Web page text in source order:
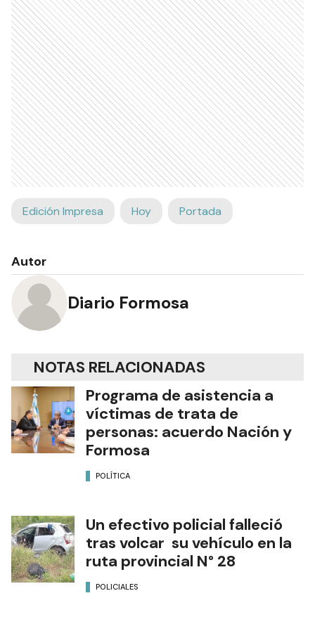
Edición Impresa Hoy Portada
Autor
Diario Formosa
NOTAS RELACIONADAS
Programa de asistencia a
víctimas de trata de
personas: acuerdo Nación y
Formosa
POLÍTICA
Un efectivo policial falleció
tras volcar su vehículo en la
ruta provincial N° 28
POLICIALES